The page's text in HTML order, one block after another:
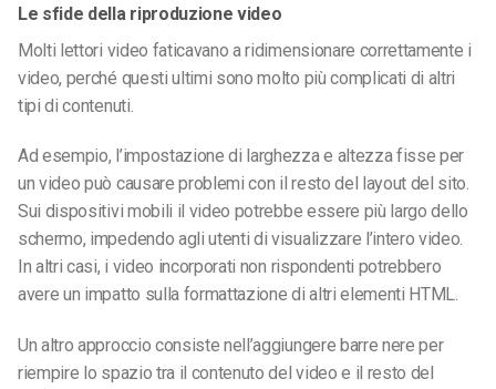
Le sfide della riproduzione video
Molti lettori video faticavano a ridimensionare correttamente i
video, perché questi ultimi sono molto più complicati di altri
tipi di contenuti.
Ad esempio, l’impostazione di larghezza e altezza fisse per
un video può causare problemi con il resto del layout del sito.
Sui dispositivi mobili il video potrebbe essere più largo dello
schermo, impedendo agli utenti di visualizzare l’intero video.
In altri casi, i video incorporati non rispondenti potrebbero
avere un impatto sulla formattazione di altri elementi HTML.
Un altro approccio consiste nell’aggiungere barre nere per
riempire lo spazio tra il contenuto del video e il resto del